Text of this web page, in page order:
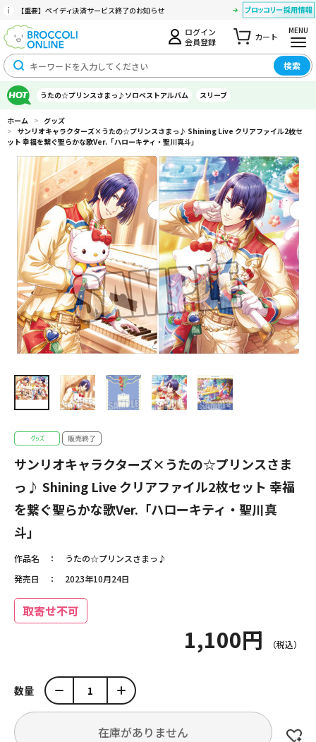
【重要】ペイディ決済サービス終了のお知らせ
ログイン
会員登録
カート
MENU
検索
うたの☆プリンスさまっ♪ソロベストアルバム スリーブ
ホーム > グッズ
> サンリオキャラクターズ×うたの☆プリンスさまっ♪ Shining Live クリアファイル2枚セ
ット 幸福を繋ぐ聖らかな歌Ver.「ハローキティ・聖川真斗」
サンリオキャラクターズ×うたの☆プリンスさま
っ♪ Shining Live クリアファイル2枚セット 幸福
を繋ぐ聖らかな歌Ver.「ハローキティ・聖川真
斗」
作品名
うたの☆プリンスさまっ♪
発売日
2023年10月24日
取寄せ不可
1,100円
数量
在庫がありません